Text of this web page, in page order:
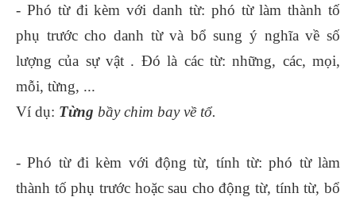
- Phó từ đi kèm với danh từ: phó từ làm thành tố
phụ trước cho danh từ và bổ sung ý nghĩa về số
lượng của sự vật . Đó là các từ: những, các, mọi,
mỗi, từng, ...
Ví dụ: Từng bầy chim bay về tổ.
- Phó từ đi kèm với động từ, tính từ: phó từ làm
thành tố phụ trước hoặc sau cho động từ, tính từ, bổ